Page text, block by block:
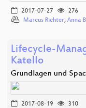
2017-07-27
276
Marcus Richter, Anna
Lifecycle-
Katello
Grundlagen und
2017-08-19
310